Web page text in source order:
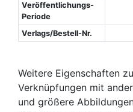
Veröffentlichungs-
Periode
Verlags/Bestell-Nr.
Weitere Eigenschaften
Verknüpfungen mit
und größere